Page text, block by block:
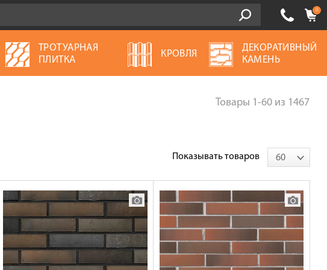
0
ТРОТУАРНАЯ
ПЛИТКА
КРОВЛЯ
ДЕКОРАТИВНЫЙ
КАМЕНЬ
Товары 1-60из 1467
Показывать товаров 60